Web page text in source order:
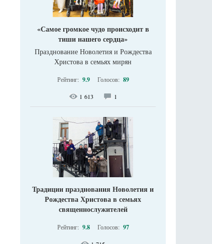
«Самое громкое чудо происходит в
тиши нашего сердца»
Празднование Новолетия и Рождества
Христова в семьях мирян
Рейтинг: 9.9 Голосов: 89
1 613 1
Традиции празднования Новолетия и
Рождества Христова в семьях
священнослужителей
Рейтинг: 9.8 Голосов: 97